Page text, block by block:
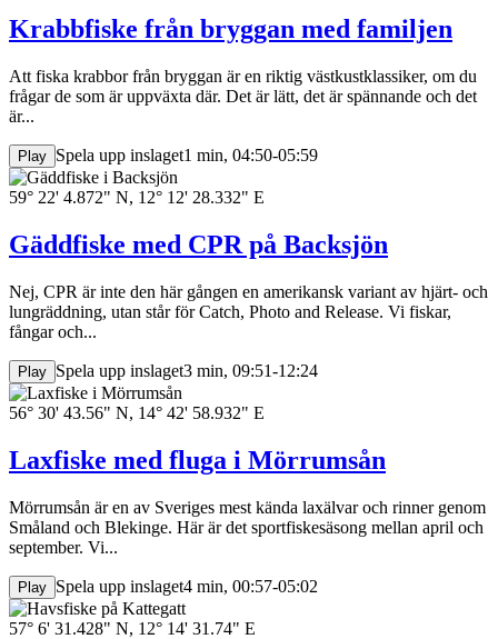
Krabbfiske från bryggan med familjen
Att fiska krabbor från bryggan är en riktig västkustklassiker, om du
frågar de som är uppväxta där. Det är lätt, det är spännande och det
är...
Play Spela upp inslaget1 min, 04:50-05:59
59° 22' 4.872" N, 12° 12' 28.332" E
Gäddfiske med CPR på Backsjön
Nej, CPR är inte den här gången en amerikansk variant av hjärt- och
lungräddning, utan står för Catch, Photo and Release. Vi fiskar,
fångar och...
Play Spela upp inslaget3 min, 09:51-12:24
56° 30' 43.56" N, 14° 42' 58.932" E
Laxfiske med fluga i Mörrumsån
Mörrumsån är en av Sveriges mest kända laxälvar och rinner genom
Småland och Blekinge. Här är det sportfiskesäsong mellan april och
september. Vi...
Play Spela upp inslaget4 min, 00:57-05:02
57° 6' 31.428" N, 12° 14' 31.74" E